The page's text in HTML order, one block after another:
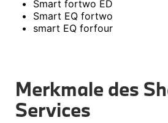
Winterkompletträder
Sommerkompletträder
Räderzubehör
MINI 5-Türer Zubehör
Transport & Gepäck
Exterieur
Interieur
•
Smart fortwo ED
•
Smart EQ fortwo
•
smart EQ forfour
Merkmale des
Services